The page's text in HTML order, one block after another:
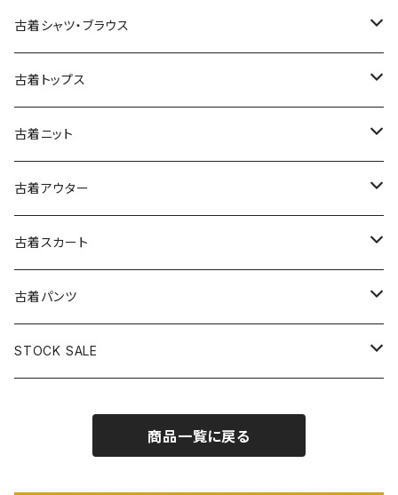
古着長袖ワンピース
古着半袖ワンピース
古着ノースリーブワンピース
古着キャミソールワンピース
古着ベアトップワンピース
古着オールインワン
古着オーバーオール
古着シャツ・ブラウス
古着長袖シャツ・ブラウス
古着半袖シャツ・ブラウス
古着ノースリーブシャツ・ブラウス
古着トップス
古着スウェット&パーカー
古着スウェット
古着パーカー
古着プルオーバー
古着長袖プルオーバー
古着半袖プルオーバー
古着Ｔシャツ
古着長袖Ｔシャツ
古着半袖Ｔシャツ
古着ベスト
古着キャミソール
古着ポロシャツ
古着ニット
古着セーター
古着カーディガン
古着半袖ニット
古着ニットアウター
古着アウター
古着ライトジャケット
古着ライトコート
古着ヘビージャケット
古着スカート
古着ロング丈スカート (丈76cm-)
古着膝丈スカート (丈56-75cm)
古着ミニ丈スカート (丈56-75cm)
古着パンツ
古着ロング丈パンツ
STOCK SALE
Autumn / Winter
商品一覧に戻る